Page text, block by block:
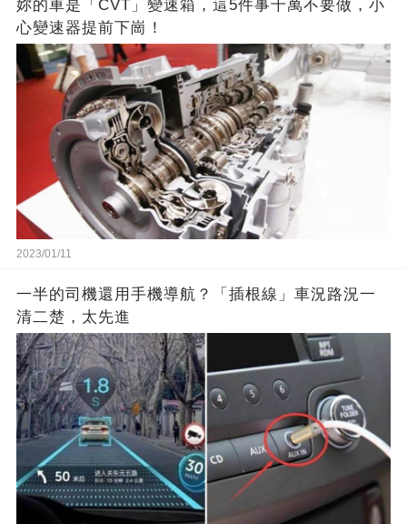
妳的車是「CVT」變速箱，這5件事千萬不要做，小
心變速器提前下崗！
2023/01/11
一半的司機還用手機導航？「插根線」車況路況一
清二楚，太先進